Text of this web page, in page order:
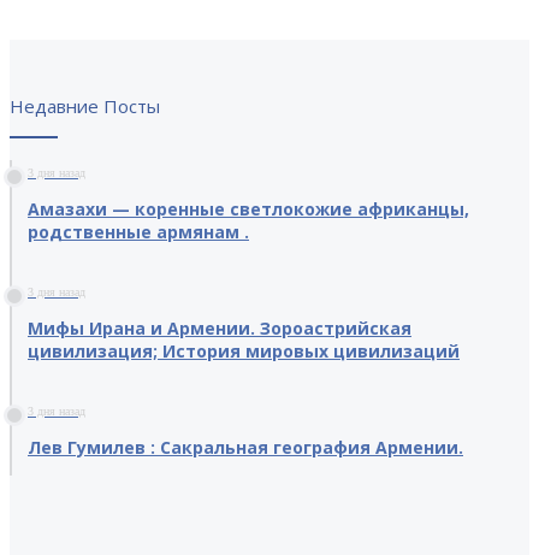
Недавние Посты
3 дня назад
Амазахи — коренные светлокожие африканцы,
родственные армянам .
3 дня назад
Мифы Ирана и Армении. Зороастрийская
цивилизация; История мировых цивилизаций
3 дня назад
Лев Гумилев : Сакральная география Армении.